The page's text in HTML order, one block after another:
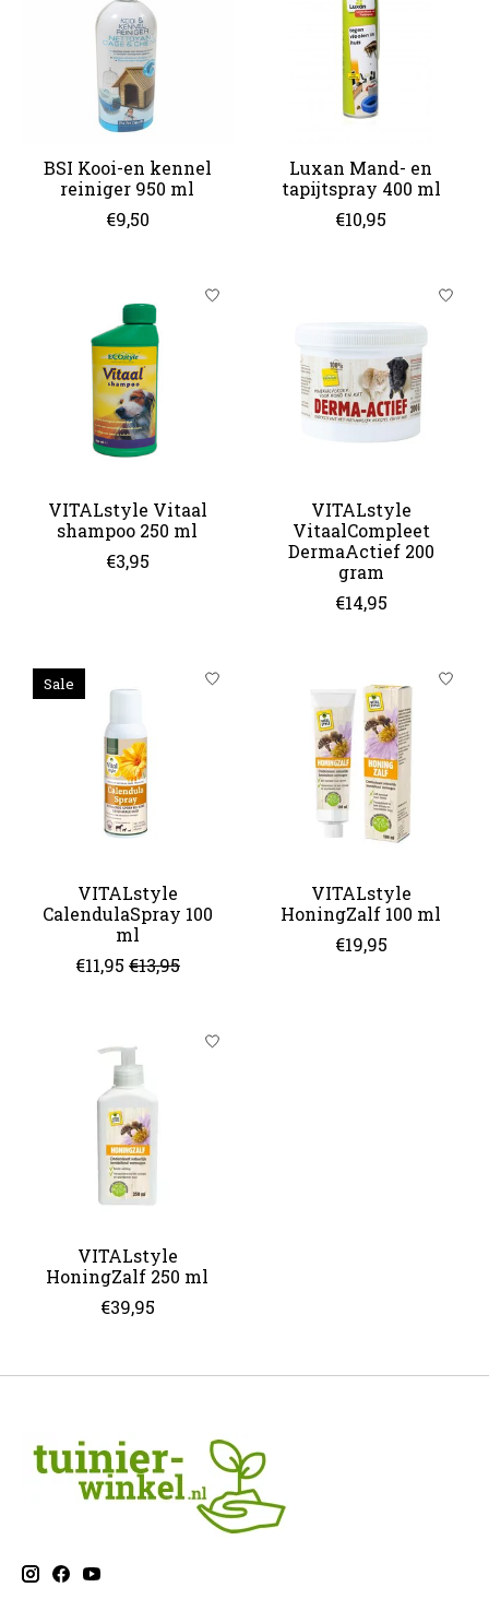
BSI Kooi-en kennel
reiniger 950 ml
€9,50
Luxan Mand- en
tapijtspray 400 ml
€10,95
VITALstyle Vitaal
shampoo 250 ml
€3,95
VITALstyle
VitaalCompleet
DermaActief 200
gram
€14,95
Sale
VITALstyle
CalendulaSpray 100
ml
€11,95 €13,95
VITALstyle
HoningZalf 100 ml
€19,95
VITALstyle
HoningZalf 250 ml
€39,95